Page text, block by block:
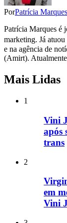
PorPatrícia Marques
Patrícia Marques é
marketing. Já
e na agência de
(Amirt).
Mais Lidas
1
Vini
após
trans
2
em
Vini